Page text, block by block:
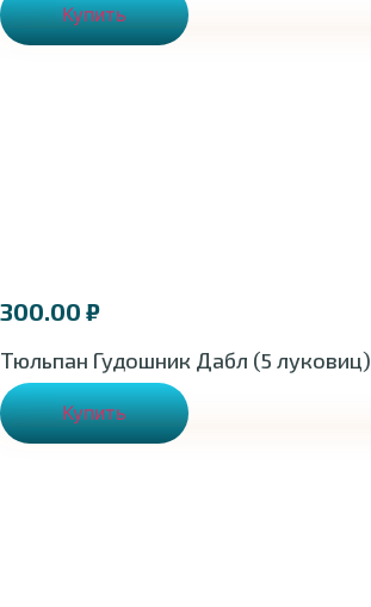
Купить
300.00 ₽
Тюльпан Гудошник Дабл (5 луковиц)
Купить